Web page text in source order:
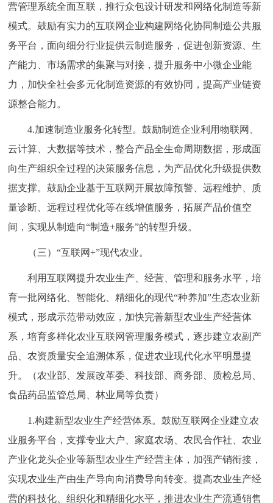
营管理系统全面互联，推行众包设计研发和网络化制造等新
模式。鼓励有实力的互联网企业构建网络化协同制造公共服
务平台，面向细分行业提供云制造服务，促进创新资源、生
产能力、市场需求的集聚与对接，提升服务中小微企业能
力，加快全社会多元化制造资源的有效协同，提高产业链资
源整合能力。
4.加速制造业服务化转型。鼓励制造企业利用物联网、
云计算、大数据等技术，整合产品全生命周期数据，形成面
向生产组织全过程的决策服务信息，为产品优化升级提供数
据支撑。鼓励企业基于互联网开展故障预警、远程维护、质
量诊断、远程过程优化等在线增值服务，拓展产品价值空
间，实现从制造向“制造+服务”的转型升级。
（三）“互联网+”现代农业。
利用互联网提升农业生产、经营、管理和服务水平，培
育一批网络化、智能化、精细化的现代“种养加”生态农业新
模式，形成示范带动效应，加快完善新型农业生产经营体
系，培育多样化农业互联网管理服务模式，逐步建立农副产
品、农资质量安全追溯体系，促进农业现代化水平明显提
升。（农业部、发展改革委、科技部、商务部、质检总局、
食品药品监管总局、林业局等负责）
1.构建新型农业生产经营体系。鼓励互联网企业建立农
业服务平台，支撑专业大户、家庭农场、农民合作社、农业
产业化龙头企业等新型农业生产经营主体，加强产销衔接，
实现农业生产由生产导向向消费导向转变。提高农业生产经
营的科技化、组织化和精细化水平，推进农业生产流通销售